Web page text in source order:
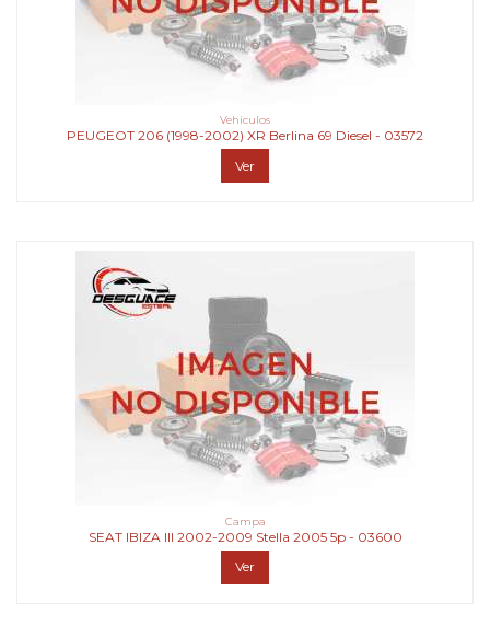
Vehiculos
PEUGEOT 206 (1998-2002) XR Berlina 69 Diesel - 03572
Ver
Campa
SEAT IBIZA III 2002-2009 Stella 2005 5p - 03600
Ver